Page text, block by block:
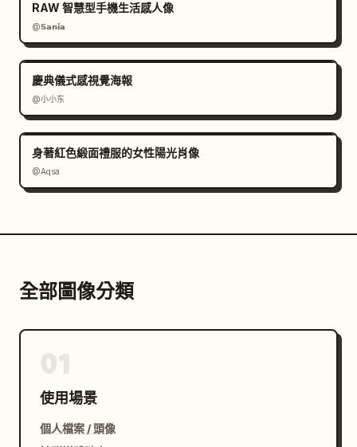
RAW 智慧型手機生活感人像
@𝗦𝗮𝗻𝗶𝗮
慶典儀式感視覺海報
@小小东
身著紅色緞面禮服的女性陽光肖像
@Aqsa
全部圖像分類
使用場景
個人檔案 / 頭像